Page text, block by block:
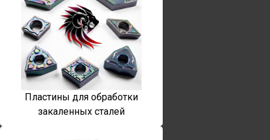
Пластины для обработки
закаленных сталей